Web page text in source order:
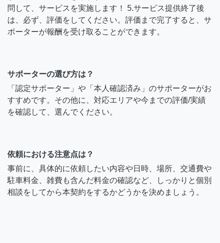
問して、サービスを実施します！ 5.サービス提供終了後
は、必ず、評価をしてください。評価まで完了すると、サ
ポーターが報酬を受け取ることができます。
サポーターの選び方は？
「認定サポーター」や「本人確認済み」のサポーターがお
すすめです。その他に、対応エリアや今までの評価/実績
を確認して、選んでください。
依頼における注意点は？
事前に、具体的に依頼したい内容や日時、場所、交通費や
駐車料金、雑費も含んだ料金の確認など、しっかりと個別
相談をしてから本契約をするかどうかを決めましょう。